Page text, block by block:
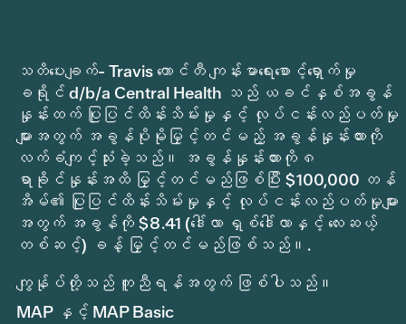
သတိပေးချက်- Travis ကောင်တီ ကျန်းမာရေးစောင့်ရှောက်မှု
ခရိုင် d/b/a Central Health သည် ယခင်နှစ်အခွန်
နှုန်းထက် ပြုပြင်ထိန်းသိမ်းမှုနှင့် လုပ်ငန်းလည်ပတ်မှု
များအတွက် အခွန်ပိုမိုမြှင့်တင်မည့် အခွန်နှုန်းထားကို
လက်ခံကျင့်သုံးခဲ့သည်။ အခွန်နှုန်းထားကို ၈
ရာခိုင်နှုန်းအထိ မြှင့်တင်မည်ဖြစ်ပြီး $100,000 တန်
အိမ်၏ ပြုပြင်ထိန်းသိမ်းမှုနှင့် လုပ်ငန်းလည်ပတ်မှုများ
အတွက် အခွန်ကို $8.41 (ဒေါ်လာ ရှစ်ဒေါ်လာနှင့် လေးဆယ့်
တစ်ဆင့်) ခန့် မြှင့်တင်မည်ဖြစ်သည်။.
ကျွန်ုပ်တို့သည် ကူညီရန်အတွက် ဖြစ်ပါသည်။
MAP နှင့် MAP Basic